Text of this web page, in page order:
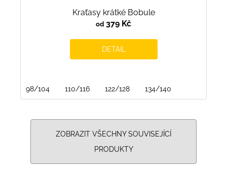
Kraťasy krátké Bobule
od 379 Kč
DETAIL
98/104 110/116 122/128 134/140
ZOBRAZIT VŠECHNY SOUVISEJÍCÍ
PRODUKTY